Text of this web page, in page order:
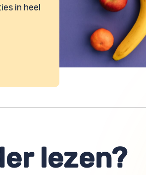
in heel
lezen?